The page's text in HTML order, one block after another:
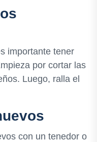
importante tener
por cortar las
Luego, ralla el
con un tenedor o